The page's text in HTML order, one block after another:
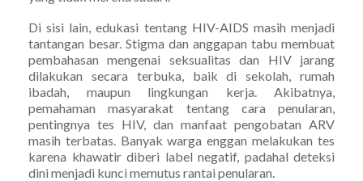
Di sisi lain, edukasi tentang HIV-AIDS masih menjadi
tantangan besar. Stigma dan anggapan tabu membuat
pembahasan mengenai seksualitas dan HIV jarang
dilakukan secara terbuka, baik di sekolah, rumah
ibadah, maupun lingkungan kerja. Akibatnya,
pemahaman masyarakat tentang cara penularan,
pentingnya tes HIV, dan manfaat pengobatan ARV
masih terbatas. Banyak warga enggan melakukan tes
karena khawatir diberi label negatif, padahal deteksi
dini menjadi kunci memutus rantai penularan.